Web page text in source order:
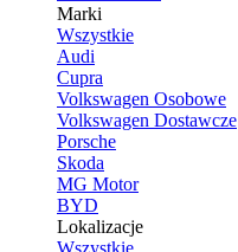
Marki
Wszystkie
Audi
Cupra
Volkswagen Osobowe
Volkswagen Dostawcze
Porsche
Skoda
MG Motor
BYD
Lokalizacje
Wszystkie